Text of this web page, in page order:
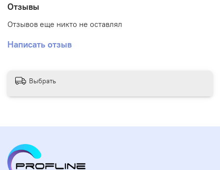
Отзывы
Отзывов еще никто не оставлял
Написать отзыв
Выбрать